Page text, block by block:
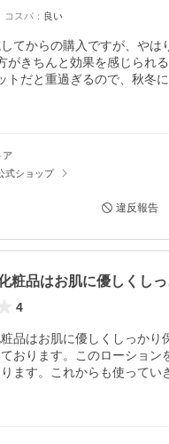
コスパ ： 良い
てからの購入ですが、やは
がきちんと効果を感じられる
トだと重過ぎるので、秋冬
ア
式ショップ
違反報告
山
4
品はお肌に優しくしっかり
おります。このローション
ます。これからも使ってい